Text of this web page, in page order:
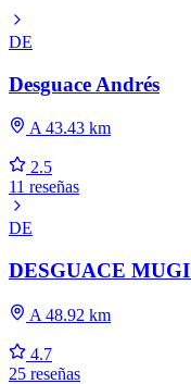
DE
Desguace Andrés
A 43.43 km
2.5
11 reseñas
DE
DESGUACE
A 48.92 km
4.7
25 reseñas